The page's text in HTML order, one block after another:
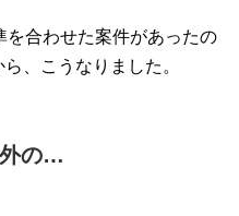
を合わせた案件があったの
、こうなりました。
外の…